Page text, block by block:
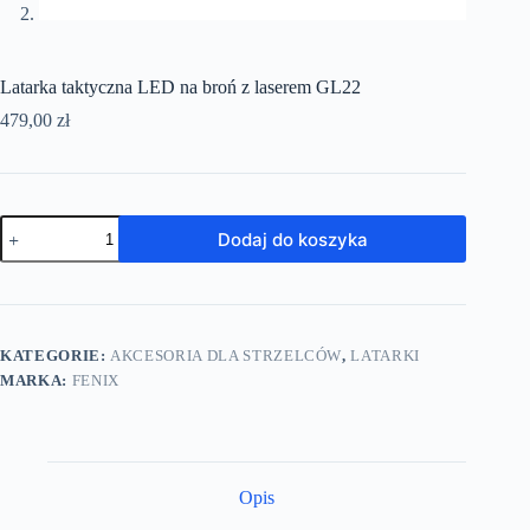
Latarka taktyczna LED na broń z laserem GL22
479,00 zł
Dodaj do koszyka
KATEGORIE:AKCESORIA DLA STRZELCÓW,LATARKI
MARKA: FENIX
Opis